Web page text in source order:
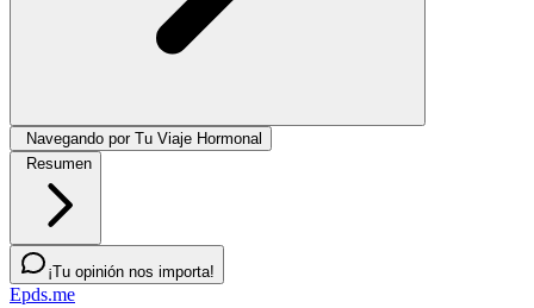
Navegando por Tu Viaje Hormonal
Resumen
¡Tu opinión nos importa!
Epds.me